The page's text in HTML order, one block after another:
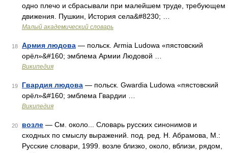
одно плечо и сбрасывали при малейшем труде, требующем
движения. Пушкин, История села&#8230; …
Малый академический словарь
18 Армия людова — польск. Armia Ludowa «пястовский
орёл»&#160; эмблема Армии Людовой …
Википедия
19 Гвардия людова — польск. Gwardia Ludowa «пястовский
орёл»&#160; эмблема Гвардии …
Википедия
20 возле — См. около... Словарь русских синонимов и
сходных по смыслу выражений. под. ред. Н. Абрамова, М.:
Русские словари, 1999. возле близко, около, вблизи, рядом,